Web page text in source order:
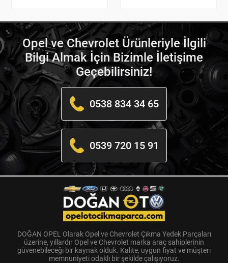
Opel ve Chevrolet Ürünleriyle İlgili
Bilgi Almak İçin Bizimle İletişime
Geçebilirsiniz!
0538 834 34 65
0539 720 15 91
DOĞAN OPEL Olarak Opel ve Chevrolet Çıkma Yedek Parçaları
üzerine, yıllardır Opel ve Chevrolet marka araç sahiplerinin
güvenebileceği bir kaynak olduk. Kalite, uygun fiyat ve müşteri
memnuniyeti odaklı bir şekilde çalışıyoruz.